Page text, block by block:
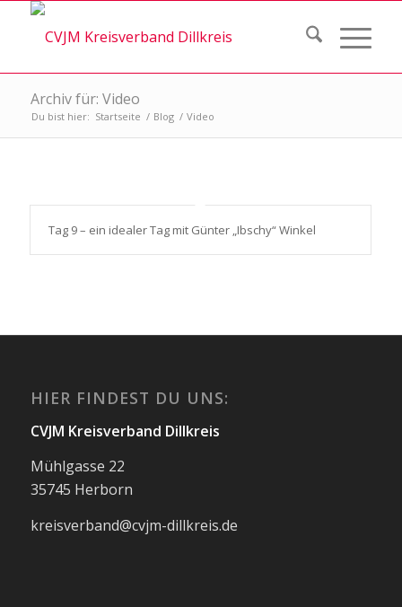
Archiv für: Video
Du bist hier: Startseite / Blog / Video
Tag 9 – ein idealer Tag mit Günter „Ibschy“ Winkel
HIER FINDEST DU UNS:
CVJM Kreisverband Dillkreis
Mühlgasse 22
35745 Herborn
kreisverband@cvjm-dillkreis.de